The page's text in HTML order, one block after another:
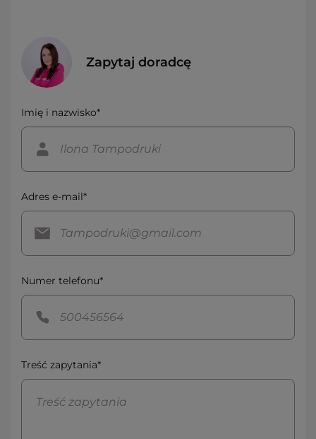
Zapytaj doradcę
Imię i nazwisko*
Adres e-mail*
Numer telefonu*
Treść zapytania*